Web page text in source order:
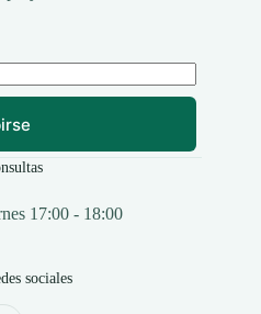
17:00 - 18:00
sociales